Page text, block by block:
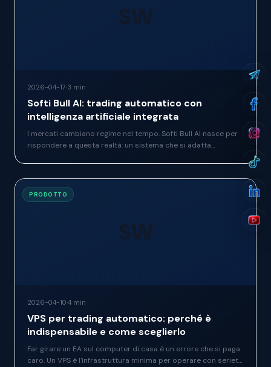
SW
2026-04-17·3 min
Softi Bull AI: trading automatico con
intelligenza artificiale integrata
I mercati cambiano regime nel tempo. Softi Bull AI nasce per
rispondere a questa realtà: un sistema che si adatta
SW
PRODOTTO
2026-04-10·4 min
VPS per trading automatico: perché è
indispensabile e come sceglierlo
Far girare un EA sul computer di casa è un errore che si paga
caro. Un VPS è l'infrastruttura minima per operare con serietà